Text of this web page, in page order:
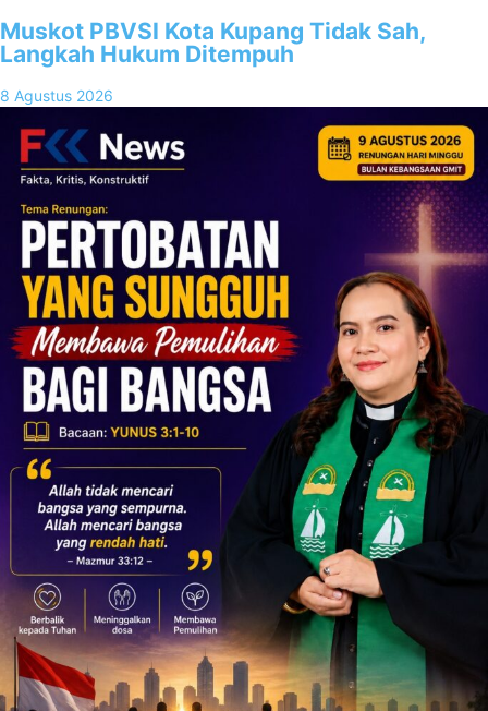
Muskot PBVSI Kota Kupang Tidak Sah,
Langkah Hukum Ditempuh
8 Agustus 2026